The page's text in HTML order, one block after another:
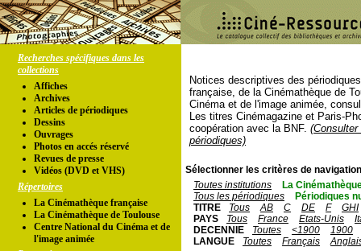
Recherches spécifiques dans les
collections
Affiches
Archives
Articles de périodiques
Dessins
Ouvrages
Photos en accés réservé
Revues de presse
Vidéos (DVD et VHS)
Répertoires
La Cinémathèque française
La Cinémathèque de Toulouse
Centre National du Cinéma et de
l'image animée
Notices descriptives des
française, de la Cinémathèque de
Cinéma et de l'image animée,
Les titres Cinémagazine et Paris-
coopération avec la BNF.
périodiques)
Sélectionner les critères de
Toutes institutions
La
Tous les périodiques
Périodiques
TITRE
Tous AB C DE F
GHI
PAYS
Tous France Etats-Unis
DECENNIE
Toutes <1900
1900
LANGUE
Toutes Français